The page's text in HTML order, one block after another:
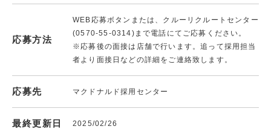
応募方法
WEB応募ボタンまたは、クルーリクルートセンター
(0570-55-0314)まで電話にてご応募ください。
※応募後の面接は店舗で行います。追って採用担当
者より面接日などの詳細をご連絡致します。
応募先 マクドナルド採用センター
最終更新日 2025/02/26